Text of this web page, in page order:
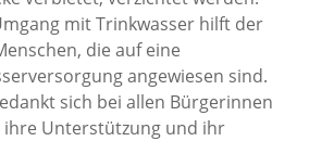
mit Trinkwasser hilft der
die auf eine
angewiesen sind.
sich bei allen Bürgerinnen
Unterstützung und ihr